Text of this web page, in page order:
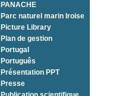
PANACHE
Parc naturel marin Iroise
Picture Library
Plan de gestion
Portugal
Português
Présentation PPT
Presse